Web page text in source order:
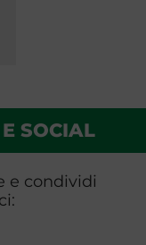
SOCIAL
e condividi